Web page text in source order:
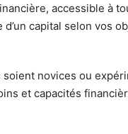
accessible à
capital selon vos
novices ou
et capacités